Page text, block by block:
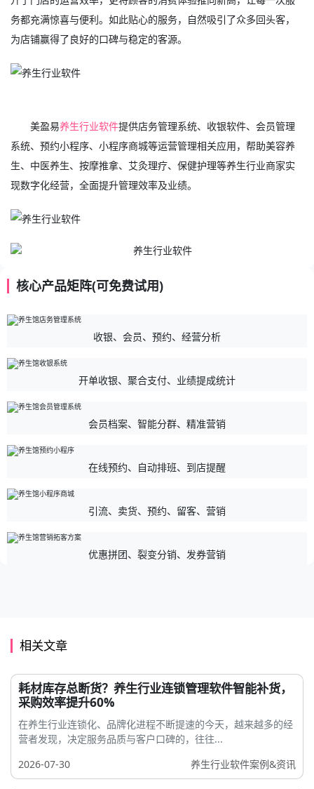
务都充满惊喜与便利。如此贴心的服务，自然吸引了众多回头客，
为店铺赢得了良好的口碑与稳定的客源。
美盈易养生行业软件提供店务管理系统、收银软件、会员管理
系统、预约小程序、小程序商城等运营管理相关应用，帮助美容养
生、中医养生、按摩推拿、艾灸理疗、保健护理等养生行业商家实
现数字化经营，全面提升管理效率及业绩。
核心产品矩阵(可免费试用)
收银、会员、预约、经营分析
开单收银、聚合支付、业绩提成统计
会员档案、智能分群、精准营销
在线预约、自动排班、到店提醒
引流、卖货、预约、留客、营销
优惠拼团、裂变分销、发券营销
相关文章
耗材库存总断货？养生行业连锁管理软件智能补货，
采购效率提升60%
在养生行业连锁化、品牌化进程不断提速的今天，越来越多的经
营者发现，决定服务品质与客户口碑的，往往...
2026-07-30
养生行业软件案例&资讯